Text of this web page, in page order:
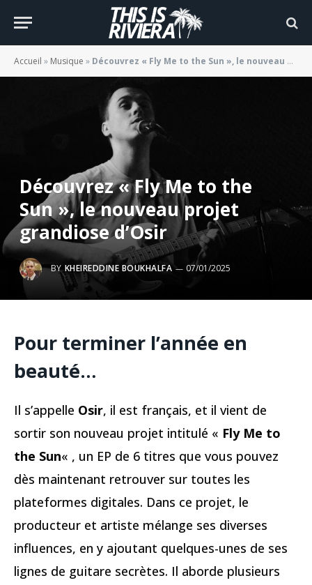
Accueil » Musique » Découvrez « Fly Me to the Sun », le nouveau projet grandiose d’Osir
Découvrez « Fly Me to the
Sun », le nouveau projet
grandiose d’Osir
BY KHEIREDDINE BOUKHALFA 07/01/2025
Pour terminer l’année en
beauté…
Il s’appelle Osir, il est français, et il vient de
sortir son nouveau projet intitulé « Fly Me to
the Sun« , un EP de 6 titres que vous pouvez
dès maintenant retrouver sur toutes les
plateformes digitales. Dans ce projet, le
producteur et artiste mélange ses diverses
influences, en y ajoutant quelques-unes de ses
lignes de guitare secrètes. Il aborde plusieurs